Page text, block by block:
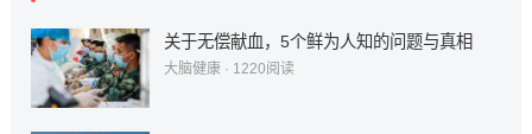
关于无偿献血，5个鲜为人知的问题与真相
大脑健康· 1220阅读